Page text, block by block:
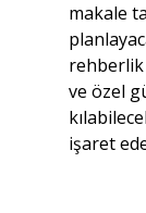
makale
rehberlik
ve özel
işaret